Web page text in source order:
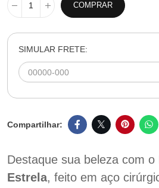
COMPRAR
SIMULAR FRETE:
Destaque sua beleza com o
Estrela, feito em aço